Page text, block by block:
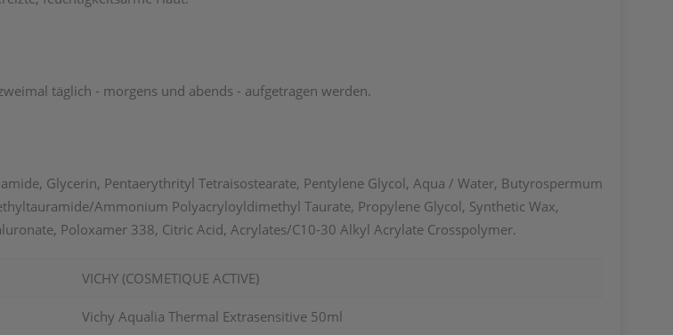
täglich - morgens und abends - aufgetragen werden.
Glycerin, Pentaerythrityl Tetraisostearate, Pentylene Glycol, Aqua / Water, Butyrospermum
Ammonium Polyacryloyldimethyl Taurate, Propylene Glycol, Synthetic Wax,
Poloxamer 338, Citric Acid, Acrylates/C10-30 Alkyl Acrylate Crosspolymer.
VICHY (COSMETIQUE ACTIVE)
Vichy Aqualia Thermal Extrasensitive 50ml